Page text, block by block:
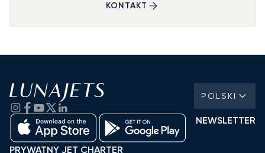
KONTAKT
POLSKI
NEWSLETTER
PRYWATNY JET CHARTER